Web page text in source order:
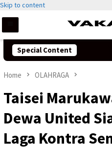
Skip to content
Special Content
Home OLAHRAGA
Taisei
Dewa United
Laga Kontra